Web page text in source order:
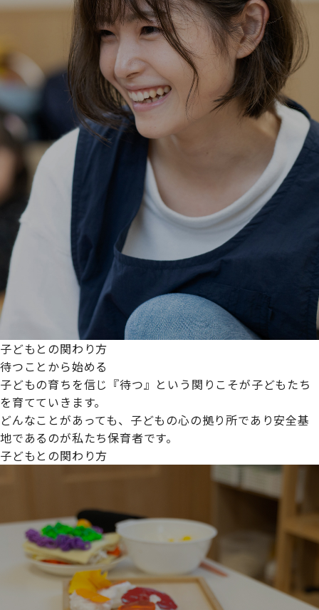
子どもとの関わり方
待つことから始める
子どもの育ちを信じ『待つ』という関りこそが子どもたち
を育てていきます。
どんなことがあっても、子どもの心の拠り所であり安全基
地であるのが私たち保育者です。
子どもとの関わり方